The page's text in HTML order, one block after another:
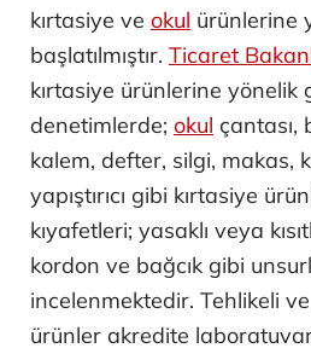
kırtasiye ve okul ürünlerine
başlatılmıştır. Ticaret
kırtasiye ürünlerine yönelik
denetimlerde; okul çantası,
kalem, defter, silgi, makas,
yapıştırıcı gibi kırtasiye
kıyafetleri; yasaklı veya
kordon ve bağcık gibi
incelenmektedir. Tehlikeli
ürünler akredite